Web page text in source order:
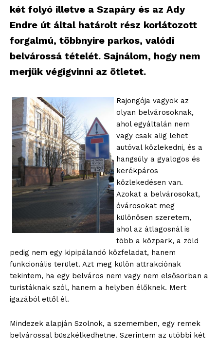
két folyó illetve a Szapáry és az Ady
Endre út által határolt rész korlátozott
forgalmú, többnyire parkos, valódi
belvárossá tételét. Sajnálom, hogy nem
merjük végigvinni az ötletet.
Rajongója vagyok az
olyan belvárosoknak,
ahol egyáltalán nem
vagy csak alig lehet
autóval közlekedni, és a
hangsúly a gyalogos és
kerékpáros
közlekedésen van.
Azokat a belvárosokat,
óvárosokat meg
különösen szeretem,
ahol az átlagosnál is
több a közpark, a zöld
pedig nem egy kipipálandó közfeladat, hanem
funkcionális terület. Azt meg külön attrakciónak
tekintem, ha egy belváros nem vagy nem elsősorban a
turistáknak szól, hanem a helyben élőknek. Mert
igazából ettől él.
Mindezek alapján Szolnok, a szememben, egy remek
belvárossal büszkélkedhetne. Szerintem az utóbbi két